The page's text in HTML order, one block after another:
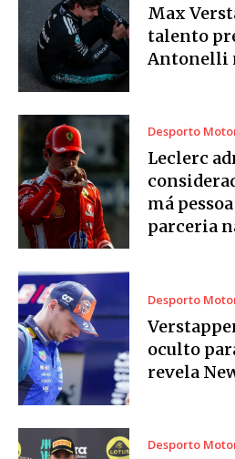
Max
talento
Antonelli
Desporto
Leclerc
má
parceria
Desporto
oculto
revela
Desporto